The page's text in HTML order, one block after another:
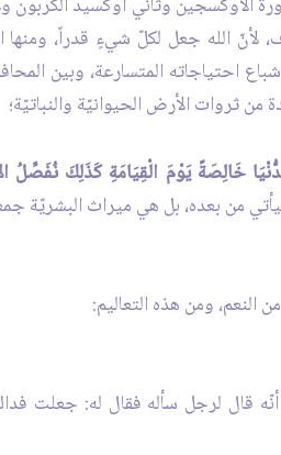
لأنّ الله جعل لكلّ شي‏ءٍ قدراً، ومنها
لإشباع احتياجاته المتسارعة، وبين
ثروات الأرض الحيوانيّة والنباتيّة؛
خَالِصَةً يَوْمَ الْقِيَامَةِ كَذَلِكَ نُفَصِّلُ
من بعده، بل هي ميراث البشريّة
النعم، ومن هذه التعاليم:
قال لرجل سأله فقال له: جعلت